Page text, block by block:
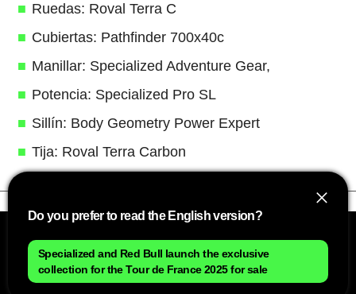
Ruedas: Roval Terra C
Cubiertas: Pathfinder 700x40c
Manillar: Specialized Adventure Gear,
Potencia: Specialized Pro SL
Sillín: Body Geometry Power Expert
Tija: Roval Terra Carbon
Do you prefer to read the English version?
Specialized and Red Bull launch the exclusive
collection for the Tour de France 2025 for sale